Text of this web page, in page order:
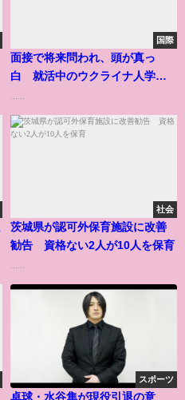
国際
面接で将来問われ、頭が真っ
白 就活中のウクライナ人学生
社会
茨城県が認可外保育施設に改善
勧告 資格ない2人が10人を保育
......
スポーツ
卓球・水谷隼が現役引退の意